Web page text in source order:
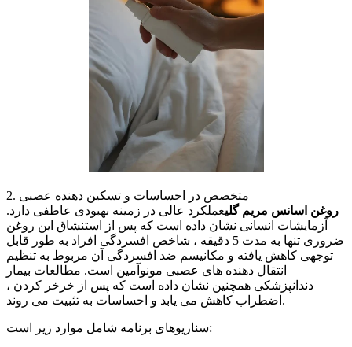
2. متخصص در احساسات و تسکین دهنده عصبی
روغن اسانس مریم گلیعملکرد عالی در زمینه بهبودی عاطفی دارد.
آزمایشات انسانی نشان داده است که پس از استنشاق این روغن
ضروری تنها به مدت 5 دقیقه ، شاخص افسردگی افراد به طور قابل
توجهی کاهش یافته و مکانیسم ضد افسردگی آن مربوط به تنظیم
انتقال دهنده های عصبی مونوآمین است. مطالعات بیمار
دندانپزشکی همچنین نشان داده است که پس از خرخر کردن ،
اضطراب کاهش می یابد و احساسات به تثبیت می روند.
سناریوهای برنامه شامل موارد زیر است: